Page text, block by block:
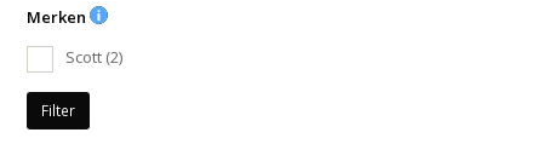
Merken
Scott (2)
Filter